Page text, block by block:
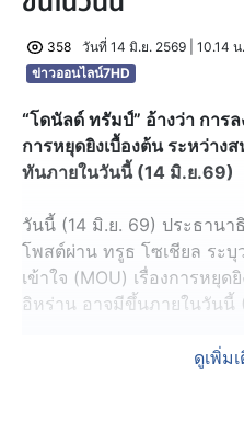
358
วันที่ 14 มิ.ย. 2569 | 10.14 น.
ข่าวออนไลน์7HD
“โดนัลด์ ทรัมป์” อ้างว่า การ
การหยุดยิงเบื้องต้น ระหว่าง
ทันภายในวันนี้ (14 มิ.ย.69)
วันนี้ (14 มิ.ย. 69) ประธาน
โพสต์ผ่าน ทรูธ โซเชียล ระ
เข้าใจ (MOU) เรื่องการหยุด
อิหร่าน อาจมีขึ้นภายในวันนี้
โดยผู้นำสหรัฐฯ อ้างว่า อิหร่
ดูเพิ่ม